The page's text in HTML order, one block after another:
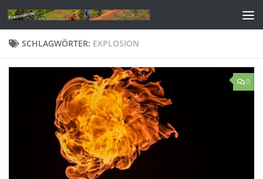
Zum Inhalt springen
SCHLAGWÖRTER: EXPLOSION
0